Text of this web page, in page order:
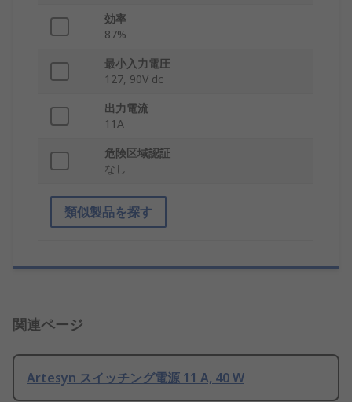
効率
87%
最小入力電圧
127, 90V dc
出力電流
11A
危険区域認証
なし
類似製品を探す
関連ページ
Artesyn スイッチング電源 11 A, 40 W